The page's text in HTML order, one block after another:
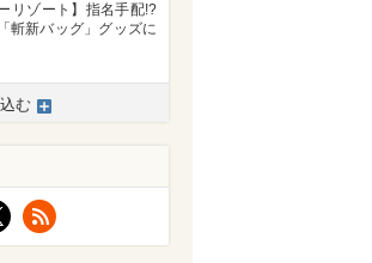
リゾート】指名手配!?
斬新バッグ」グッズに
む